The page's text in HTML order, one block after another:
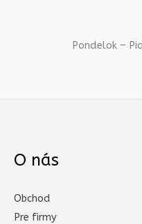
Pondelok –
O nás
Obchod
Pre firmy